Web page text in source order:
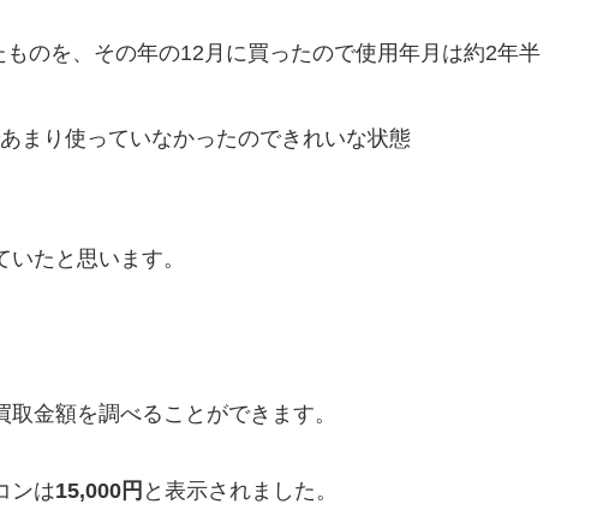
のを、その年の12月に買ったので使用年月は約2年半
まり使っていなかったのできれいな状態
たと思います。
金額を調べることができます。
ンは15,000円 と表示されました。